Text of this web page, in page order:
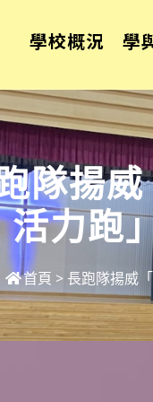
學校概況 學
隊揚
活力跑
首頁 > 長跑隊揚威